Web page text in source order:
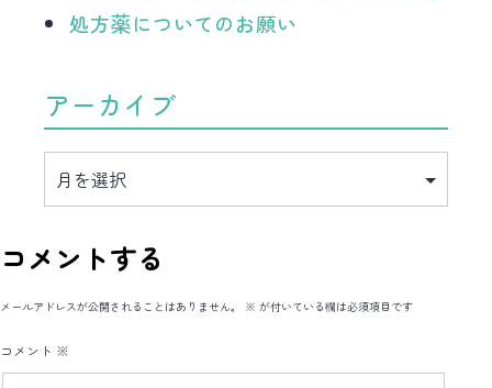
処方薬についてのお願い
アーカイブ
イ
コメントする
メールアドレスが公開されることはありません。 ※ が付いている欄は必須項目です
コメント ※